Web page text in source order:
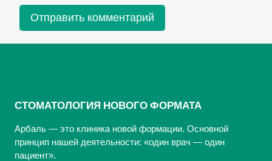
СТОМАТОЛОГИЯ НОВОГО ФОРМАТА
Арбаль — это клиника новой формации. Основной
принцип нашей деятельности: «один врач — один
пациент».